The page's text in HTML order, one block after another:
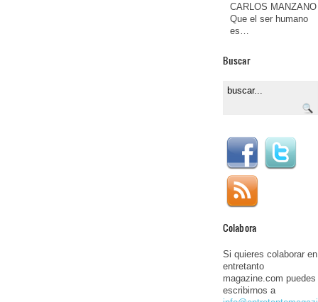
CARLOS MANZANO
Que el ser humano
es…
Buscar
Colabora
Si quieres colaborar en
entretanto
magazine.com puedes
escribirnos a